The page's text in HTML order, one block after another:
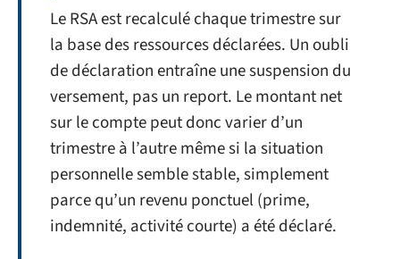
Le RSA est recalculé chaque trimestre sur
la base des ressources déclarées. Un oubli
de déclaration entraîne une suspension du
versement, pas un report. Le montant net
sur le compte peut donc varier d’un
trimestre à l’autre même si la situation
personnelle semble stable, simplement
parce qu’un revenu ponctuel (prime,
indemnité, activité courte) a été déclaré.